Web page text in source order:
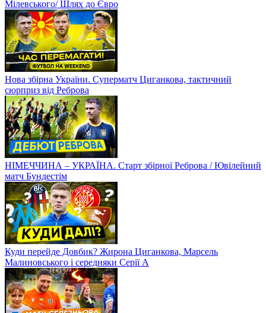
Мілевського/ Шлях до Євро
Нова збірна України. Суперматч Циганкова, тактичний
сюрприз від Реброва
НІМЕЧЧИНА – УКРАЇНА. Старт збірної Реброва / Ювілейний
матч Бундестім
Куди перейде Довбик? Жирона Циганкова, Марсель
Малиновського і середняки Серії А